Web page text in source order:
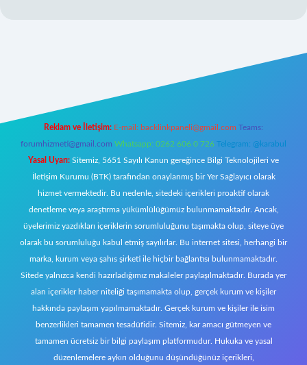
Reklam ve İletişim: E-mail: backlinkpaneli@gmail.com Teams:
forumhizmeti@gmail.com Whatsapp: 0262 606 0 726 Telegram: @karabul
Yasal Uyarı: Sitemiz, 5651 Sayılı Kanun gereğince Bilgi Teknolojileri ve
İletişim Kurumu (BTK) tarafından onaylanmış bir Yer Sağlayıcı olarak
hizmet vermektedir. Bu nedenle, sitedeki içerikleri proaktif olarak
denetleme veya araştırma yükümlülüğümüz bulunmamaktadır. Ancak,
üyelerimiz yazdıkları içeriklerin sorumluluğunu taşımakta olup, siteye üye
olarak bu sorumluluğu kabul etmiş sayılırlar. Bu internet sitesi, herhangi bir
marka, kurum veya şahıs şirketi ile hiçbir bağlantısı bulunmamaktadır.
Sitede yalnızca kendi hazırladığımız makaleler paylaşılmaktadır. Burada yer
alan içerikler haber niteliği taşımamakta olup, gerçek kurum ve kişiler
hakkında paylaşım yapılmamaktadır. Gerçek kurum ve kişiler ile isim
benzerlikleri tamamen tesadüfidir. Sitemiz, kar amacı gütmeyen ve
tamamen ücretsiz bir bilgi paylaşım platformudur. Hukuka ve yasal
düzenlemelere aykırı olduğunu düşündüğünüz içerikleri,